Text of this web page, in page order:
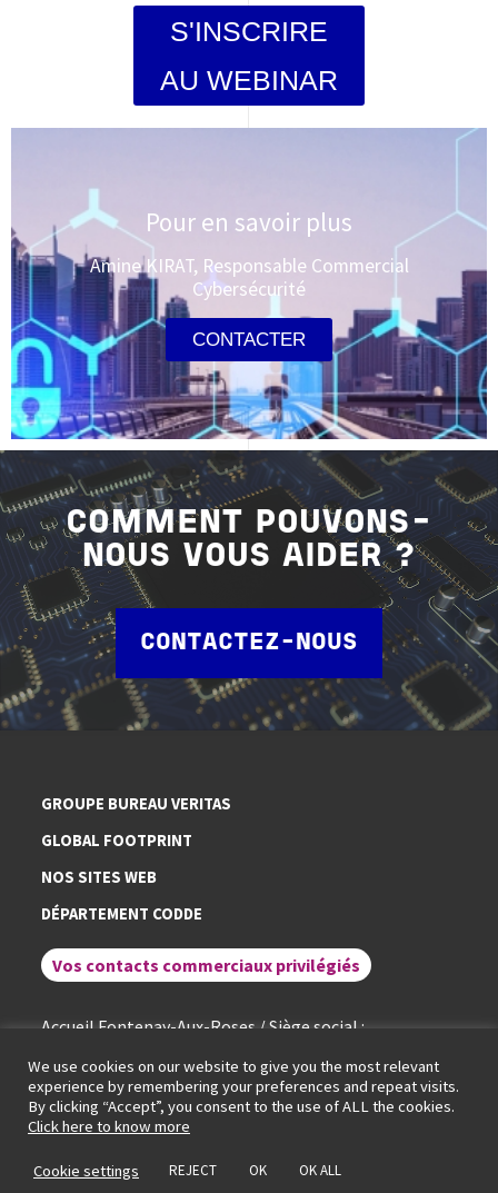
S'INSCRIRE
AU WEBINAR
Pour en savoir plus
Amine KIRAT, Responsable Commercial
Cybersécurité
CONTACTER
COMMENT POUVONS-
NOUS VOUS AIDER ?
CONTACTEZ-NOUS
GROUPE BUREAU VERITAS
GLOBAL FOOTPRINT
NOS SITES WEB
DÉPARTEMENT CODDE
Vos contacts commerciaux privilégiés
Accueil Fontenay-Aux-Roses / Siège social :
Conditions générales de service Mentions légales
Politique de cookies
Politique de protection des données
We use cookies on our website to give you the most relevant
experience by remembering your preferences and repeat visits.
By clicking “Accept”, you consent to the use of ALL the cookies.
Click here to know more
Cookie settings REJECT OK OK ALL